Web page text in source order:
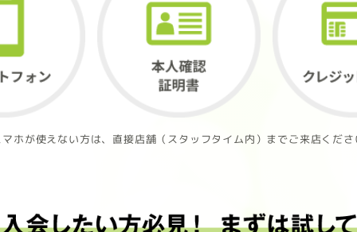
ホが使えない方は、直接店舗（スタッフタイム内）までご来店くださ